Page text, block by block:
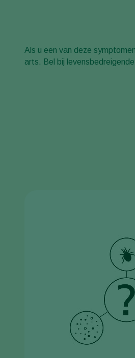
Als u een van deze
arts. Bel bij